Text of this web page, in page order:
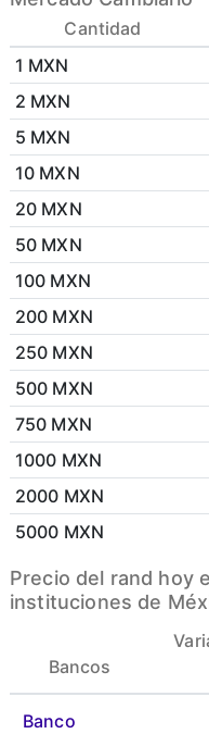
Cantidad
1 MXN
2 MXN
5 MXN
10 MXN
20 MXN
50 MXN
100 MXN
200 MXN
250 MXN
500 MXN
750 MXN
1000 MXN
2000 MXN
5000 MXN
Precio del rand hoy
instituciones de
Bancos
Banco